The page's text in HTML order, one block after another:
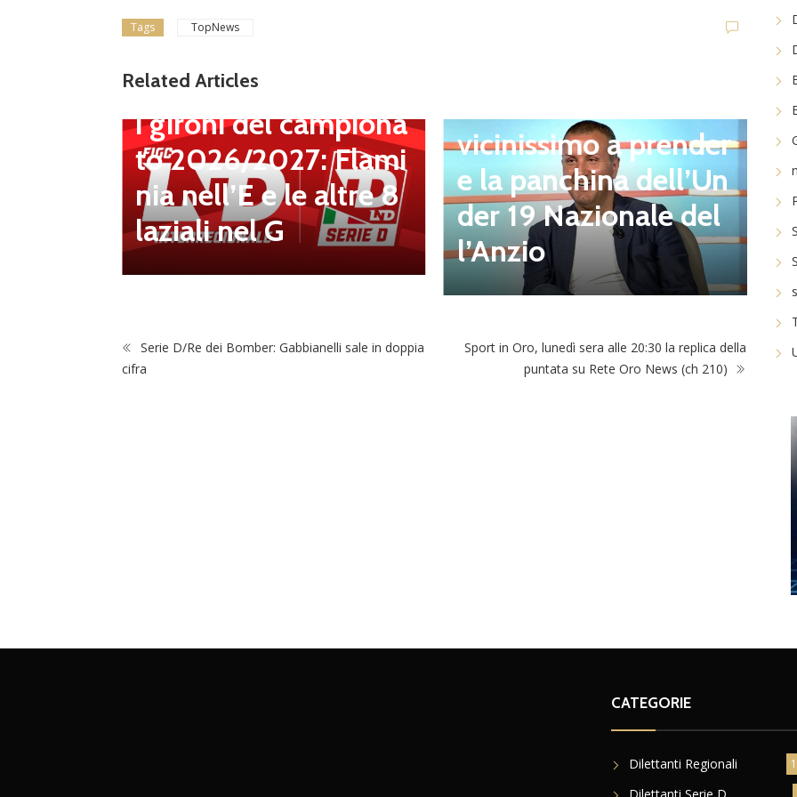
Tags TopNews
Related Articles
Serie D, ufficializzati
i gironi del campiona
to 2026/2027: Flami
nia nell’E e le altre 8
laziali nel G
vicinissimo a prender
e la panchina dell’Un
der 19 Nazionale del
l’Anzio
Serie D/Re dei Bomber: Gabbianelli sale in doppia
cifra
Sport in Oro, lunedì sera alle 20:30 la replica della
puntata su Rete Oro News (ch 210)
CATEGORIE
Dilettanti Regionali